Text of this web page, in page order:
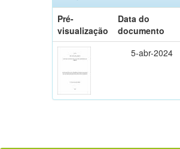
Pré-
visualização
Data do
documento
5-abr-2024